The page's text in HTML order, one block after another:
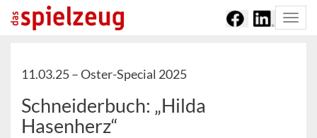
11.03.25 –Oster-Special 2025
Schneiderbuch: „Hilda
Hasenherz“